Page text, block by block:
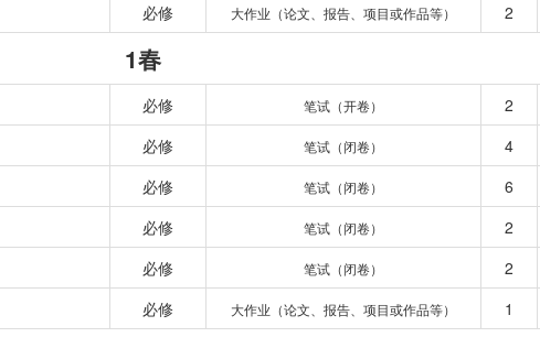
必修 大作业（论文、报告、项目或作品等） 2
1春
必修 笔试（开卷） 2
必修 笔试（闭卷） 4
必修 笔试（闭卷） 6
必修 笔试（闭卷） 2
必修 笔试（闭卷） 2
必修 大作业（论文、报告、项目或作品等） 1